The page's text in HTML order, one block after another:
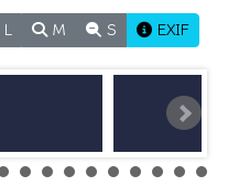
M S EXIF